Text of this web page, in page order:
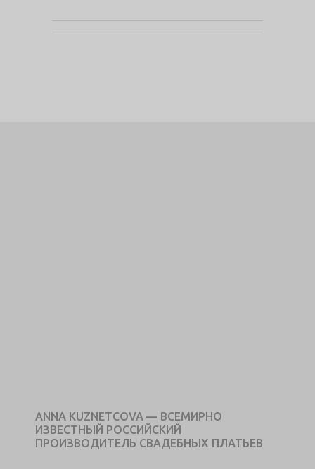
ANNA KUZNETCOVA — ВСЕМИРНО
ИЗВЕСТНЫЙ РОССИЙСКИЙ
ПРОИЗВОДИТЕЛЬ СВАДЕБНЫХ ПЛАТЬЕВ